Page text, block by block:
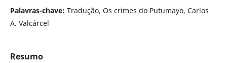
Palavras-chave: Tradução, Os crimes do Putumayo, Carlos
A. Valcárcel
Resumo